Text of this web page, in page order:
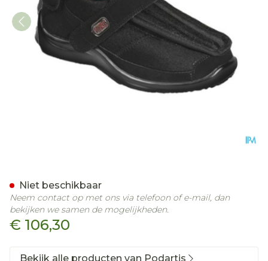
€ 106,30
Niet beschikbaar
Neem contact op met ons via telefoon of e-mail, dan
bekijken we samen de mogelijkheden.
Bekijk alle producten van Podartis